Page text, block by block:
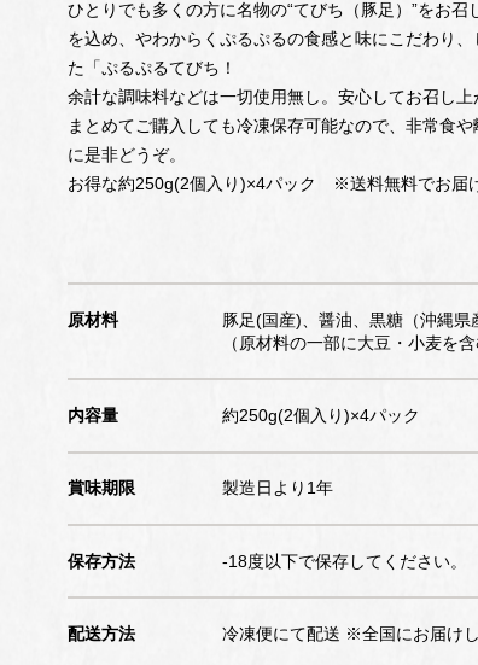
ひとりでも多くの方に名物の“てびち（豚足）”をお
を込め、やわからくぷるぷるの食感と味にこだわり
た「ぷるぷるてびち！
余計な調味料などは一切使用無し。安心してお召し
まとめてご購入しても冷凍保存可能なので、非常食
に是非どうぞ。
お得な約250g(2個入り)×4パック ※送料無料でお届
原材料
豚足(国産)、醤油、黒糖（沖縄
（原材料の一部に大豆・小麦を
内容量 約250g(2個入り)×4パック
賞味期限 製造日より1年
保存方法 -18度以下で保存してください。
配送方法 冷凍便にて配送 ※全国にお届け